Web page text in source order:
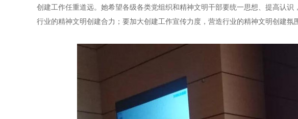
创建工作任重道远。她希望各级各类党组织和精神文明干部要统一思想、提高认
行业的精神文明创建合力；要加大创建工作宣传力度，营造行业的精神文明创建氛